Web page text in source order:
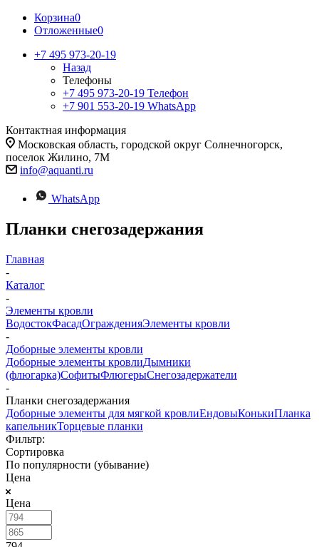
Корзина0
Отложенные0
+7 495 973-20-19
Назад
Телефоны
+7 495 973-20-19 Телефон
+7 901 553-20-19 WhatsApp
Контактная информация
Московская область, городской округ Солнечногорск,
поселок Жилино, 7М
info@aquanti.ru
WhatsApp
Планки снегозадержания
Главная
-
Каталог
-
Элементы кровли
ВодостокФасадОгражденияЭлементы кровли
-
Доборные элементы кровли
Доборные элементы кровлиДымники
(флюгарка)СофитыФлюгерыСнегозадержатели
-
Планки снегозадержания
Доборные элементы для мягкой кровлиЕндовыКонькиПланка
капельникТорцевые планки
Фильтр:
Сортировка
По популярности (убывание)
Цена
Цена